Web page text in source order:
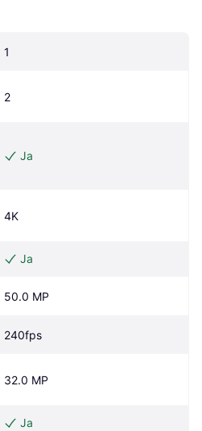
1
2
Ja
4K
Ja
50.0 MP
240fps
32.0 MP
Ja